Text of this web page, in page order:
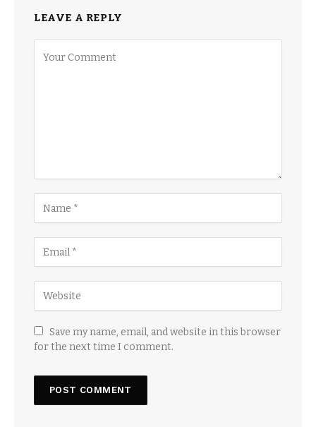
LEAVE A REPLY
Save my name, email, and website in this browser
for the next time I comment.